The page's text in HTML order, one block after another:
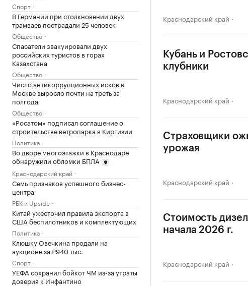
Спорт
В Германии при столкновении двух
трамваев пострадали 25 человек
Общество
Спасатели эвакуировали двух
российских туристов в горах
Казахстана
Общество
Число антикоррупционных исков в
Москве выросло почти на треть за
полгода
Общество
«Росатом» подписал соглашение о
строительстве ветропарка в Киргизии
Политика
Во дворе многоэтажки в Краснодаре
обнаружили обломки БПЛА
Краснодарский край
Семь признаков успешного бизнес-
центра
РБК и Upside
Китай ужесточил правила экспорта в
США беспилотников и комплектующих
Политика
Клюшку Овечкина продали на
аукционе за ₽940 тыс.
Спорт
УЕФА сохранил бойкот ЧМ из-за утраты
доверия к Инфантино
Краснодарский край
Кубань и
клубники
Краснодарский край
Страховщики
урожая
Краснодарский край
Стоимость
начала 2026 г.
Краснодарский край